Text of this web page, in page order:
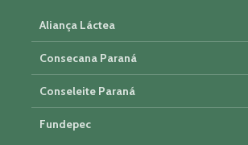
Aliança Láctea
Consecana Paraná
Conseleite Paraná
Fundepec